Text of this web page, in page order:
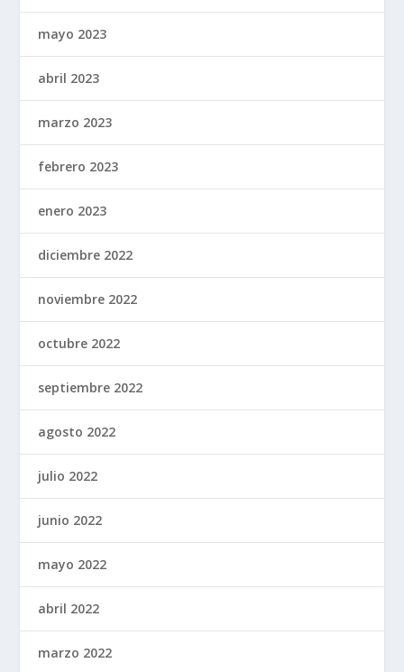
mayo 2023
abril 2023
marzo 2023
febrero 2023
enero 2023
diciembre 2022
noviembre 2022
octubre 2022
septiembre 2022
agosto 2022
julio 2022
junio 2022
mayo 2022
abril 2022
marzo 2022